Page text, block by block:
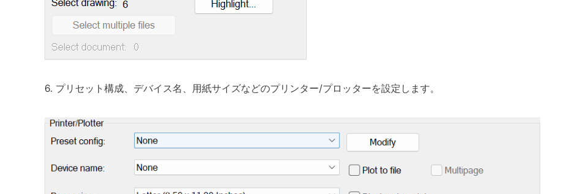
6. プリセット構成、デバイス名、用紙サイズなどのプリンター/プロッターを設定します。